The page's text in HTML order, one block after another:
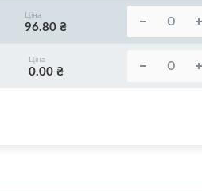
Ціна
96.80 ₴
Ціна
0.00 ₴